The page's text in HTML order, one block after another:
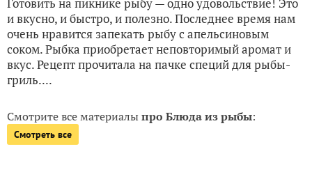
Готовить на пикнике рыбу — одно удовольствие! Это
и вкусно, и быстро, и полезно. Последнее время нам
очень нравится запекать рыбу с апельсиновым
соком. Рыбка приобретает неповторимый аромат и
вкус. Рецепт прочитала на пачке специй для рыбы-
гриль....
Смотрите все материалыпро Блюда из рыбы:
Смотреть все